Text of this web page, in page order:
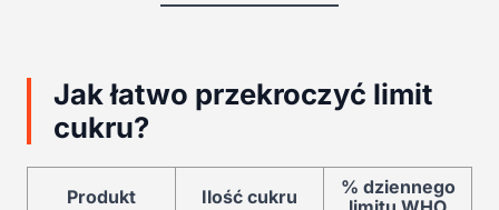
Jak łatwo przekroczyć limit
cukru?
Produkt Ilość cukru
% dziennego